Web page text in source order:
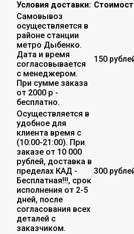
Условия доставки:
Самовывоз
осуществляется в
районе станции
метро Дыбенко.
Дата и время
согласовывается
с менеджером.
При сумме заказа
от 2000 р -
бесплатно.
150
Осуществляется в
удобное для
клиента время с
(10:00-21:00). При
заказе от 10 000
рублей, доставка в
пределах КАД -
Бесплатная!!!, срок
исполнения от 2-5
дней, после
согласования всех
деталей с
заказчиком.
300